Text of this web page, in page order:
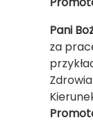
Pani
za